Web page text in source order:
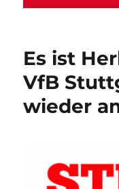
Es ist
VfB
wieder